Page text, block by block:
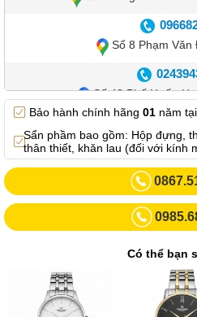
Số 8 Phạm Văn
Số 42 Phố Huế -
Showroom 3: Số 87 Trương
Số 55 Trần Đăng Ninh
Số 8 Trần Duy
Bảo hành chính hãng 01 năm tại
Sẩn phầm bao gồm: Hộp đựng,
thân thiết, khăn lau (đối với kính
Có thể bạn